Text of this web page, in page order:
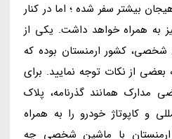
بیشتر سفر شده ؛ اما در کنار
به همراه خواهد داشت. یکی از
شخصی، کشور ارمنستان بوده که
از نکات توجه نمایید. برای
مدارک همانند گذرنامه، پلاک
و کاپوتاژ خودرو را به همراه
با ماشین شخصی چه